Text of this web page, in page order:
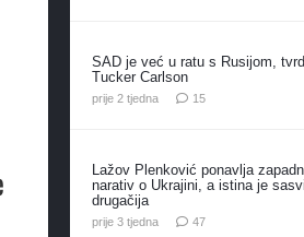
SAD je već u ratu s Rusijom,
Tucker Carlson
prije 2 tjedna 15komentara
Lažov Plenković ponavlja
narativ o Ukrajini, a istina je
drugačija
prije 3 tjedna 47komentara